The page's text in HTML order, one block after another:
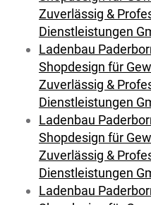
Zuverlässig &
Dienstleistungen
Ladenbau
Shopdesign für
Zuverlässig &
Dienstleistungen
Ladenbau
Shopdesign für
Zuverlässig &
Dienstleistungen
Ladenbau